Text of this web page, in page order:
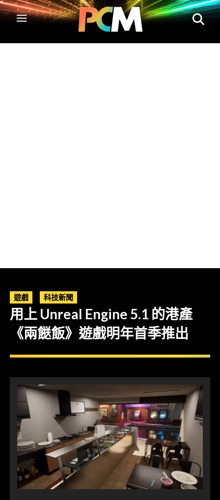
遊戲 科技新聞
用上 Unreal Engine 5.1 的港產
《兩餸飯》遊戲明年首季推出